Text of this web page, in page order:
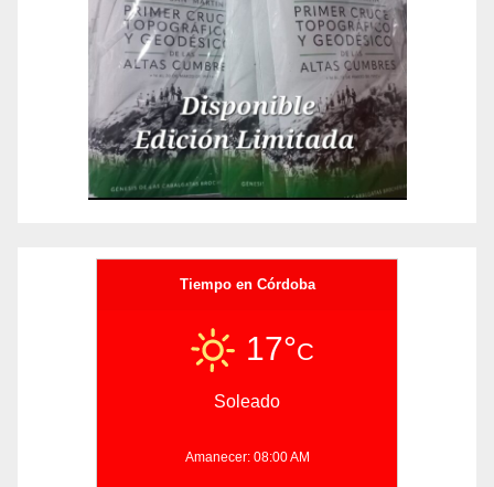
Tiempo en Córdoba
17°C
Soleado
Amanecer: 08:00 AM